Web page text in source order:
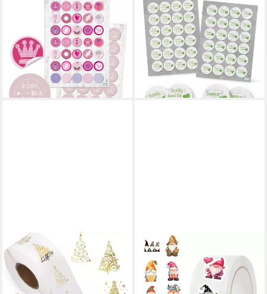
LOGBUCH-VERLAG
Aufkleber Aufkleber Set 24
Schön, dass du da bist + 35
Sticker rosa pink weiß
4,70 €
lieferbar - in 3-4 Werktagen bei dir
LOGBUCH-VERLAG
Aufkleber SET 2 x 24 SCHÖN
DASS DU DA BIST +
DANKESCHÖN Aufkleber
rund 4 cm HERZ
4,50 €
lieferbar - in 3-4 Werktagen bei dir
WARE AUS ALLER WELT
Aufkleber 500
Weihnachtsaufkleber
Geschenkaufkleber
WARE AUS ALLER WELT
Aufkleber 500
Weihnachtsaufkleber
Geschenkaufkleber